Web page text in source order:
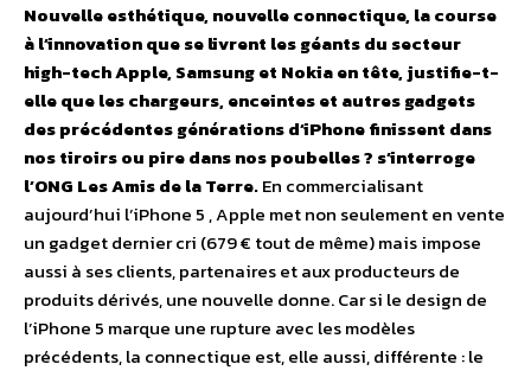
Nouvelle esthétique, nouvelle connectique, la course
à l’innovation que se livrent les géants du secteur
high-tech Apple, Samsung et Nokia en tête, justifie-t-
elle que les chargeurs, enceintes et autres gadgets
des précédentes générations d’iPhone finissent dans
nos tiroirs ou pire dans nos poubelles ? s’interroge
l’ONG Les Amis de la Terre.En commercialisant
aujourd’hui l’iPhone 5 , Apple met non seulement en vente
un gadget dernier cri (679 € tout de même) mais impose
aussi à ses clients, partenaires et aux producteurs de
produits dérivés, une nouvelle donne. Car si le design de
l’iPhone 5 marque une rupture avec les modèles
précédents, la connectique est, elle aussi, différente : le